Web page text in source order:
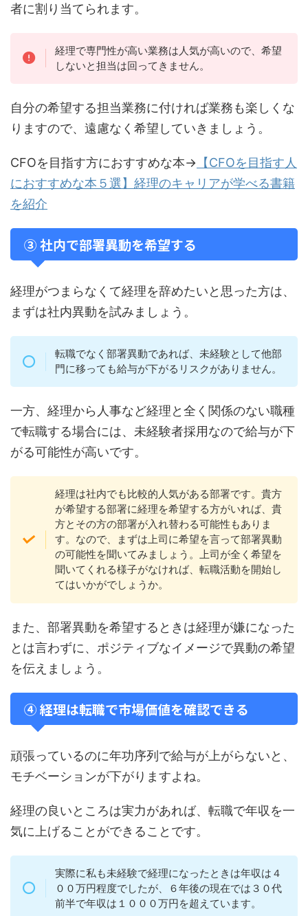
者に割り当てられます。
経理で専門性が高い業務は人気が高いので、希望
しないと担当は回ってきません。
自分の希望する担当業務に付ければ業務も楽しくな
りますので、遠慮なく希望していきましょう。
CFOを目指す方におすすめな本→ 【CFOを目指す人
におすすめな本５選】経理のキャリアが学べる書籍
を紹介
③ 社内で部署異動を希望する
経理がつまらなくて経理を辞めたいと思った方は、
まずは社内異動を試みましょう。
転職でなく部署異動であれば、未経験として他部
門に移っても給与が下がるリスクがありません。
一方、経理から人事など経理と全く関係のない職種
で転職する場合には、未経験者採用なので給与が下
がる可能性が高いです。
経理は社内でも比較的人気がある部署です。貴方
が希望する部署に経理を希望する方がいれば、貴
方とその方の部署が入れ替わる可能性もありま
す。なので、まずは上司に希望を言って部署異動
の可能性を聞いてみましょう。上司が全く希望を
聞いてくれる様子がなければ、転職活動を開始し
てはいかがでしょうか。
また、部署異動を希望するときは経理が嫌になった
とは言わずに、ポジティブなイメージで異動の希望
を伝えましょう。
④ 経理は転職で市場価値を確認できる
頑張っているのに年功序列で給与が上がらないと、
モチベーションが下がりますよね。
経理の良いところは実力があれば、転職で年収を一
気に上げることができることです。
実際に私も未経験で経理になったときは年収は４
００万円程度でしたが、６年後の現在では３０代
前半で年収は１０００万円を超えています。